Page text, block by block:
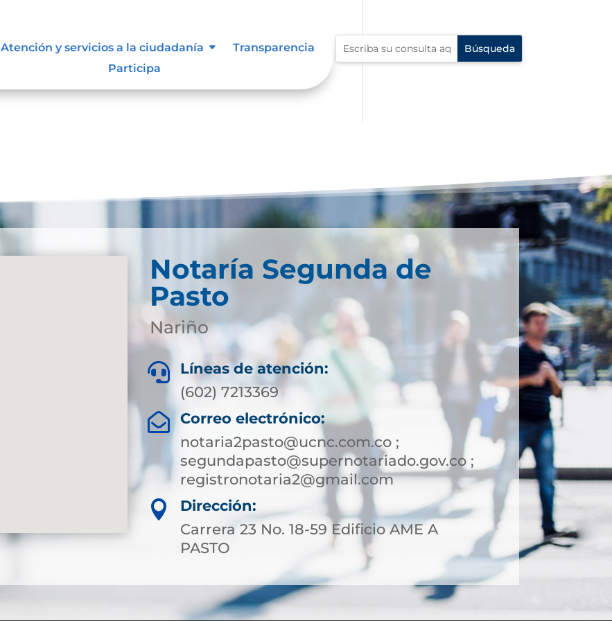
Atención y servicios a la ciudadanía
Transparencia
Participa
Notaría Segunda de
Pasto
Nariño

Líneas de atención:
(602) 7213369

Correo electrónico:
notaria2pasto@ucnc.com.co ;
segundapasto@supernotariado.gov.co ;
registronotaria2@gmail.com

Dirección:
Carrera 23 No. 18-59 Edificio AME A
PASTO